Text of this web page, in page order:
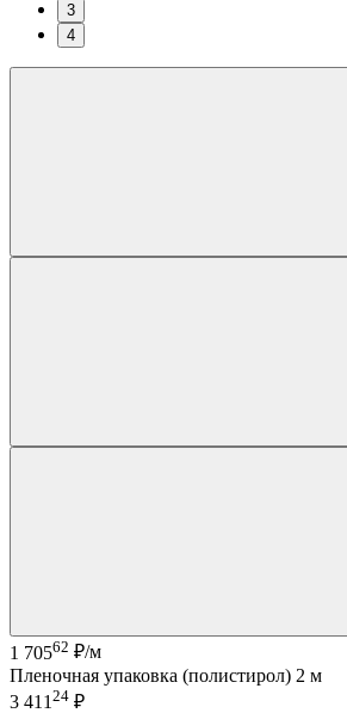
3
4
1 70562 ₽/м
Пленочная упаковка (полистирол) 2 м
3 411 24 ₽